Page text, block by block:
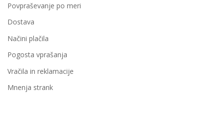
Povpraševanje po meri
Dostava
Načini plačila
Pogosta vprašanja
Vračila in reklamacije
Mnenja strank